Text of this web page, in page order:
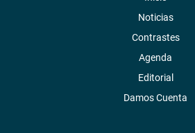
Noticias
Contrastes
Agenda
Editorial
Damos Cuenta